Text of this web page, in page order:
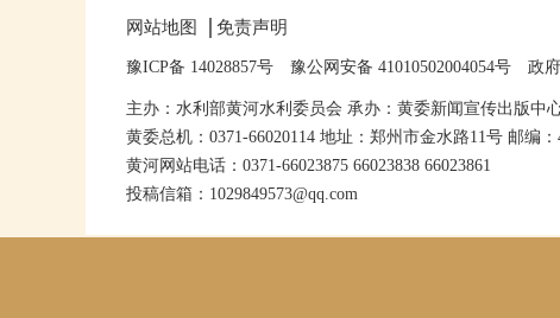
网站地图 免责声明
豫ICP备 14028857号 豫公网安备 41010502004054号 政
主办：水利部黄河水利委员会 承办：黄委新闻宣传出版中
黄委总机：0371-66020114 地址：郑州市金水路11号 邮编：
黄河网站电话：0371-66023875 66023838 66023861
投稿信箱：1029849573@qq.com